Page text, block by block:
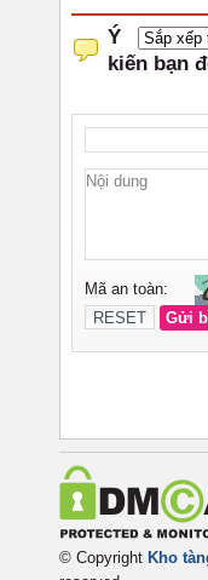
© Copyright Kho